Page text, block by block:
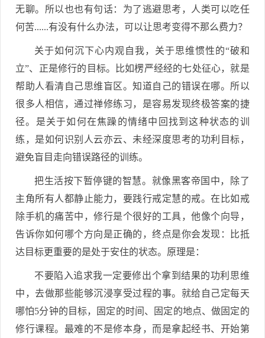
无聊。所以也也有句话：为了逃避思考，人类可以吃任
何苦......有没有什么办法，可以让思考变得不那么费力？
关于如何沉下心内观自我，关于思维惯性的“破和
立”、正是修行的目标。比如楞严经经的七处征心，就是
帮助人看清自己思维盲区。知道自己的错误在哪。所以
很多人相信，通过禅修练习，是容易发现终极答案的捷
径。是关于如何在焦躁的情绪中回找到这种状态的训
练，是如何识别人云亦云、未经深度思考的功利目标，
避免盲目走向错误路径的训练。
把生活按下暂停键的智慧。就像黑客帝国中，除了
主角所有人都静止能力，要践行戒定慧的戒。在比如戒
除手机的痛苦中，修行是个很好的工具，他像个向导，
告诉你如何哪个方向是正确的，终点是你会发现：比抵
达目标更重要的是处于安住的状态。原理是：
不要陷入追求我一定要修出个拿到结果的功利思维
中，去做那些能够沉浸享受过程的事。就给自己定每天
哪怕5分钟的目标，固定的时间、固定的地点、做固定的
修行课程。最难的不是修本身，而是拿起经书、开始第